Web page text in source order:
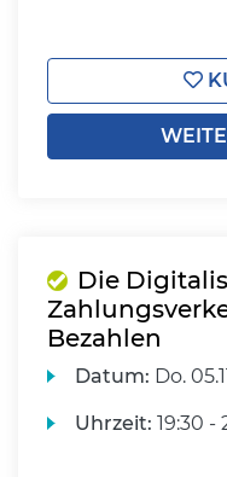
Die
Bezahlen
Datum: Do.
Uhrzeit: 19:30 -